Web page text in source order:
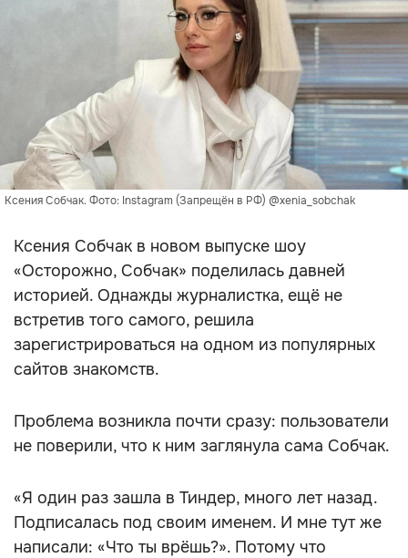
Ксения Собчак. Фото: Instagram (Запрещён в РФ) @xenia_sobchak
Ксения Собчак в новом выпуске шоу
«Осторожно, Собчак» поделилась давней
историей. Однажды журналистка, ещё не
встретив того самого, решила
зарегистрироваться на одном из популярных
сайтов знакомств.
Проблема возникла почти сразу: пользователи
не поверили, что к ним заглянула сама Собчак.
«Я один раз зашла в Тиндер, много лет назад.
Подписалась под своим именем. И мне тут же
написали: «Что ты врёшь?». Потому что